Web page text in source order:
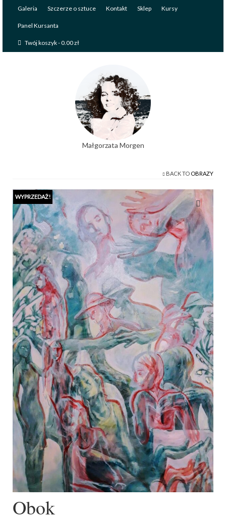
Galeria Szczerze o sztuce Kontakt Sklep Kursy
Panel Kursanta
Twój koszyk-0.00zł
Małgorzata Morgen
BACK TO OBRAZY
WYPRZEDAŻ!
Obok